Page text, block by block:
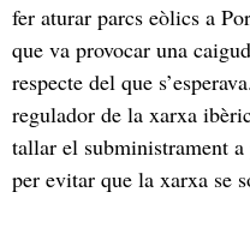
fer aturar parcs eòlics a
que va provocar una
respecte del que
regulador de la xarxa
tallar el subministrament a
per evitar que la xarxa se